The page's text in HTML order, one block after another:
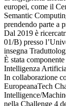
europei, come il
Semantic
prendendo parte a
Dal 2019 è
01/B) presso
insegna
È stata
Intelligenza
In collaborazione
EuropeanaTech
Intelligence/
nella Challenge 4